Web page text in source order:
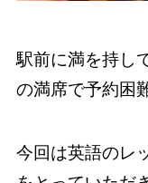
駅前に満を持し
の満席で予約困
今回は英語のレ